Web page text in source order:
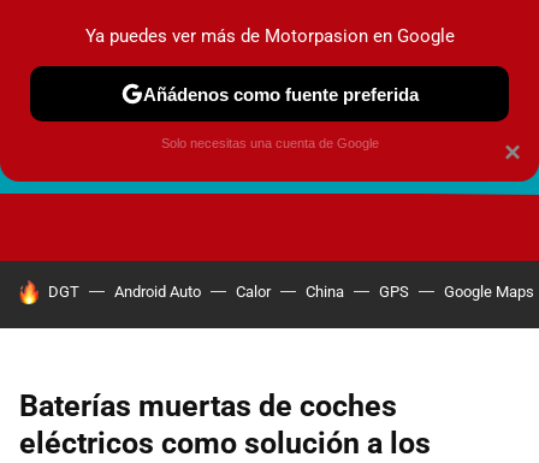
HOY SE HABLA DE
DGT Android Auto Calor China GPS Google Maps
Baterías muertas de coches
eléctricos como solución a los
×
Ya puedes ver más de Motorpasion en Google
Añádenos como fuente preferida
Solo necesitas una cuenta de Google